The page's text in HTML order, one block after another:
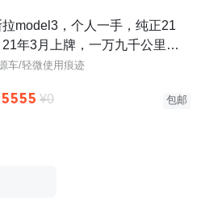
model3，个人一手，纯正21
年3月上牌，一万九千公里，
器，原版原漆，无改装
车/轻微使用痕迹
¥0 包邮